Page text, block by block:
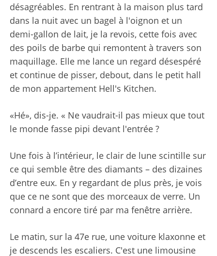
désagréables. En rentrant à la maison plus tard
dans la nuit avec un bagel à l'oignon et un
demi-gallon de lait, je la revois, cette fois avec
des poils de barbe qui remontent à travers son
maquillage. Elle me lance un regard désespéré
et continue de pisser, debout, dans le petit hall
de mon appartement Hell's Kitchen.
«Hé», dis-je. « Ne vaudrait-il pas mieux que tout
le monde fasse pipi devant l'entrée ?
Une fois à l’intérieur, le clair de lune scintille sur
ce qui semble être des diamants – des dizaines
d’entre eux. En y regardant de plus près, je vois
que ce ne sont que des morceaux de verre. Un
connard a encore tiré par ma fenêtre arrière.
Le matin, sur la 47e rue, une voiture klaxonne et
je descends les escaliers. C'est une limousine